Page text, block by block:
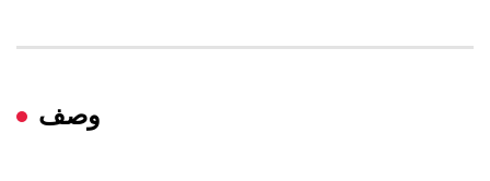
وصف